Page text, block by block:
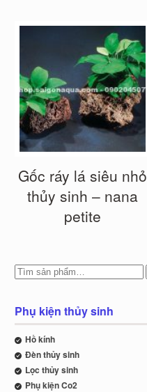
Gốc ráy lá siêu nhỏ
thủy sinh – nana
petite
Phụ kiện thủy sinh
Hồ kính
Đèn thủy sinh
Lọc thủy sinh
Phụ kiện Co2